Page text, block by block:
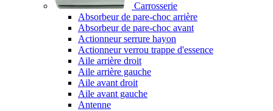
Carrosserie
Absorbeur de pare-choc arrière
Absorbeur de pare-choc avant
Actionneur serrure hayon
Actionneur verrou trappe d'essence
Aile arrière droit
Aile arrière gauche
Aile avant droit
Aile avant gauche
Antenne